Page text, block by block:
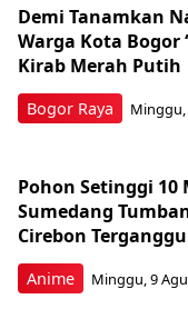
Bogor Raya
Demi Tanamkan
Warga Kota Bogor
Kirab Merah Putih
Minggu,
Anime
Pohon Setinggi 10
Sumedang
Cirebon Terganggu
Minggu, 9